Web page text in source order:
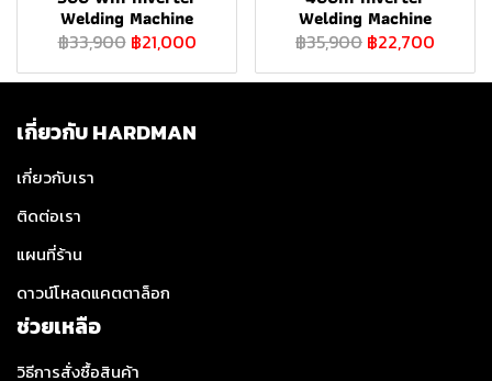
Welding Machine
฿33,900 ฿21,000
Welding Machine
฿35,900 ฿22,700
เกี่ยวกับ HARDMAN
เกี่ยวกับเรา
ติดต่อเรา
แผนที่ร้าน
ดาวน์โหลดแคตตาล็อก
ช่วยเหลือ
วิธีการสั่งซื้อสินค้า